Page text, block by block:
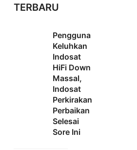
TERBARU
Pengguna
Keluhkan
Indosat
HiFi Down
Massal,
Indosat
Perkirakan
Perbaikan
Selesai
Sore Ini